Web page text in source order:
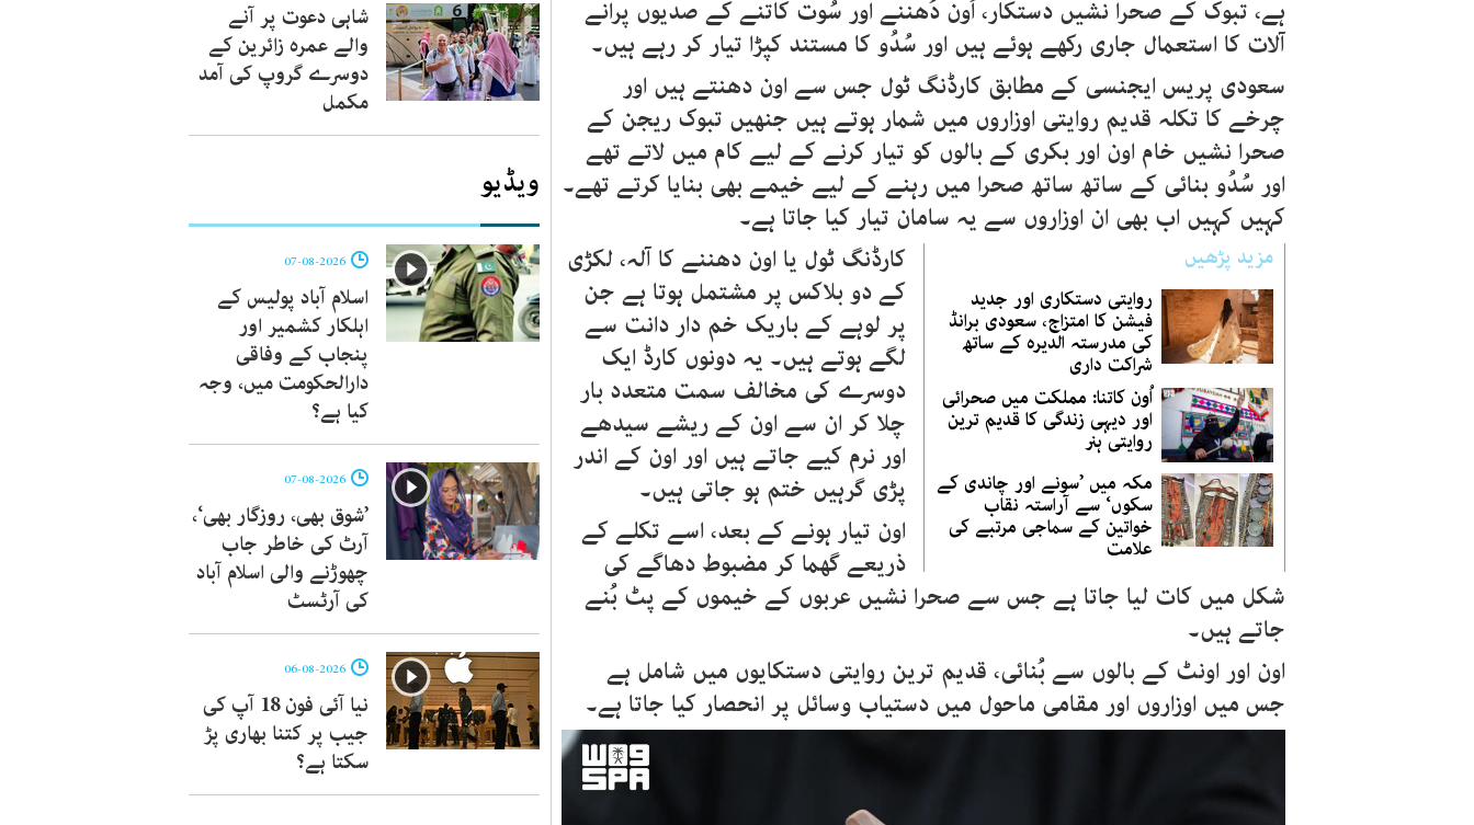
ہے، تبوک کے صحرا نشیں دستکار، اُون دُھننے اور سُوت کاتنے کے صدیوں پرانے
آلات کا استعمال جاری رکھے ہوئے ہیں اور سُدُو کا مستند کپڑا تیار کر رہے ہیں۔
سعودی پریس ایجنسی کے مطابق کارڈنگ ٹول جس سے اون دھنتے ہیں اور
چرخے کا تکلہ قدیم روایتی اوزاروں میں شمار ہوتے ہیں جنھیں تبوک ریجن کے
صحرا نشیں خام اون اور بکری کے بالوں کو تیار کرنے کے لیے کام میں لاتے تھے
اور سُدُو بنائی کے ساتھ ساتھ صحرا میں رہنے کے لیے خیمے بھی بنایا کرتے تھے۔
کہیں کہیں اب بھی ان اوزاروں سے یہ سامان تیار کیا جاتا ہے۔
مزید پڑھیں
روایتی دستکاری اور جدید
فیشن کا امتزاج، سعودی برانڈ
کی مدرستہ الدیرہ کے ساتھ
شراکت داری
اُون کاتنا: مملکت میں صحرائی
اور دیہی زندگی کا قدیم ترین
روایتی ہنر
مکہ میں ’سونے اور چاندی کے
سکوں‘ سے آراستہ نقاب
خواتین کے سماجی مرتبے کی
علامت
کارڈنگ ٹول یا اون دھننے کا آلہ، لکڑی
کے دو بلاکس پر مشتمل ہوتا ہے جن
پر لوہے کے باریک خم دار دانت سے
لگے ہوتے ہیں۔ یہ دونوں کارڈ ایک
دوسرے کی مخالف سمت متعدد بار
چلا کر ان سے اون کے ریشے سیدھے
اور نرم کیے جاتے ہیں اور اون کے اندر
پڑی گرہیں ختم ہو جاتی ہیں۔
اون تیار ہونے کے بعد، اسے تکلے کے
ذریعے گھما کر مضبوط دھاگے کی
شکل میں کات لیا جاتا ہے جس سے صحرا نشیں عربوں کے خیموں کے پٹ بُنے
جاتے ہیں۔
اون اور اونٹ کے بالوں سے بُنائی، قدیم ترین روایتی دستکایوں میں شامل ہے
جس میں اوزاروں اور مقامی ماحول میں دستیاب وسائل پر انحصار کیا جاتا ہے۔
شاہی دعوت پر آنے
والے عمرہ زائرین کے
دوسرے گروپ کی آمد
مکمل
ویڈیو
اسلام آباد پولیس کے
اہلکار کشمیر اور
پنجاب کے وفاقی
دارالحکومت میں، وجہ
کیا ہے؟
’شوق بھی، روزگار بھی‘،
آرٹ کی خاطر جاب
چھوڑنے والی اسلام آباد
کی آرٹسٹ
نیا آئی فون 18 آپ کی
جیب پر کتنا بھاری پڑ
سکتا ہے؟